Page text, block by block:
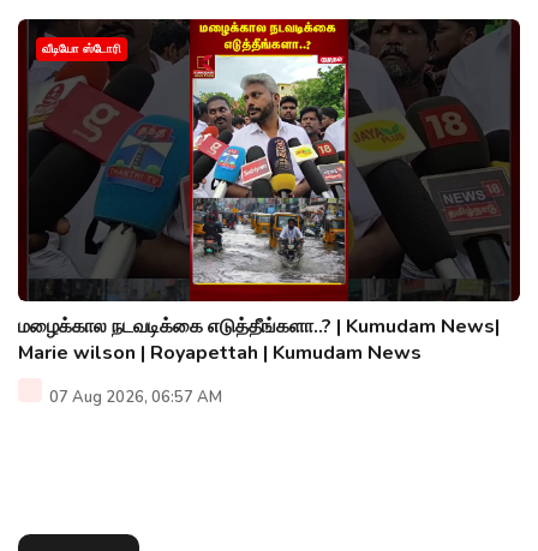
வீடியோ ஸ்டோரி
மழைக்கால நடவடிக்கை எடுத்தீங்களா..? | Kumudam News|
Marie wilson | Royapettah | Kumudam News
07 Aug 2026, 06:57 AM